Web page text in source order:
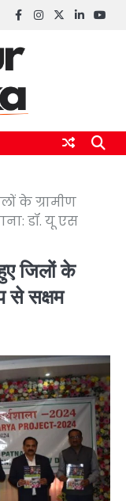
Facebook
instagram
twitterlinkedin
के ग्रामीण
डॉ. यू एस
जिलों के
से सक्षम